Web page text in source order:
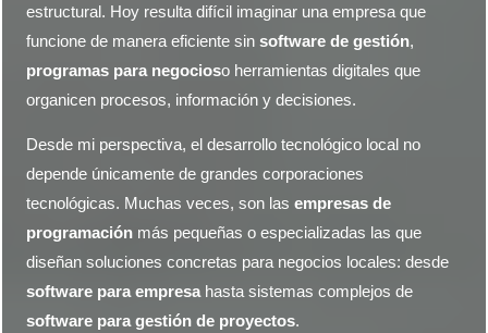
estructural. Hoy resulta difícil imaginar una empresa que
funcione de manera eficiente sinsoftware de gestión,
programas para negocioso herramientas digitales que
organicen procesos, información y decisiones.
Desde mi perspectiva, el desarrollo tecnológico local no
depende únicamente de grandes corporaciones
tecnológicas. Muchas veces, son lasempresas de
programación más pequeñas o especializadas las que
diseñan soluciones concretas para negocios locales: desde
software para empresa hasta sistemas complejos de
software para gestión de proyectos.